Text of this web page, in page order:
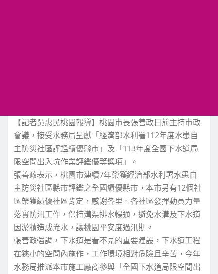
【記者吳惠民桃園報導】桃園市長張善政日前主持市政
會議，接受水務局呈獻「經濟部水利署112年度水患自
主防災社區評鑑績優縣市」及「113年度全國下水道局
限空間出入坑作業評鑑優等獎項」。
張善政表示，桃園市連續7年榮獲經濟部水利署水患自
主防災社區縣市評鑑之全國績優縣市，本市另有12個社
區榮獲績優社區肯定，感謝各里、各社區發揮動員力量
落實防汛工作，保持溝渠排水暢通，避免水溝及下水道
因淤積造成淹水，讓桃園平安度過汛期。
張善政強調，下水道是看不見的重要建設，下水道工程
在狹小的空間內施作，工作環境相對危險且辛苦，今年
水務局推派本市施工廠商參與「全國下水道局限空間出